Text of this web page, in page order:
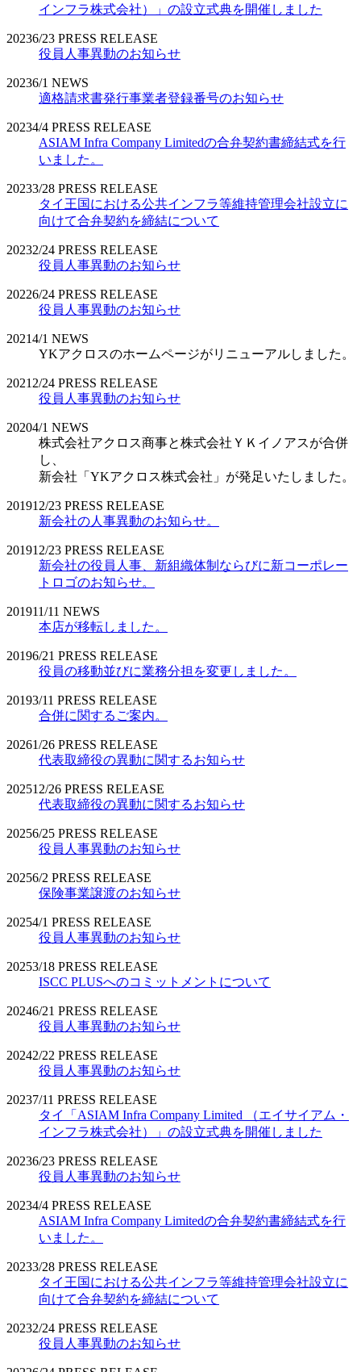
インフラ株式会社）」の設立式典を開催しました
20236/23 PRESS RELEASE
役員人事異動のお知らせ
20236/1 NEWS
適格請求書発行事業者登録番号のお知らせ
20234/4 PRESS RELEASE
ASIAM Infra Company Limitedの合弁契約書締結式を行
いました。
20233/28 PRESS RELEASE
タイ王国における公共インフラ等維持管理会社設立に
向けて合弁契約を締結について
20232/24 PRESS RELEASE
役員人事異動のお知らせ
20226/24 PRESS RELEASE
役員人事異動のお知らせ
20214/1 NEWS
YKアクロスのホームページがリニューアルしました。
2021 2/24 PRESS RELEASE
役員人事異動のお知らせ
20204/1 NEWS
株式会社アクロス商事と株式会社ＹＫイノアスが合併
し、
新会社「YKアクロス株式会社」が発足いたしました。
201912/23 PRESS RELEASE
新会社の人事異動のお知らせ。
201912/23 PRESS RELEASE
新会社の役員人事、新組織体制ならびに新コーポレー
トロゴのお知らせ。
201911/11 NEWS
本店が移転しました。
20196/21 PRESS RELEASE
役員の移動並びに業務分担を変更しました。
20193/11 PRESS RELEASE
合併に関するご案内。
20261/26 PRESS RELEASE
代表取締役の異動に関するお知らせ
202512/26 PRESS RELEASE
代表取締役の異動に関するお知らせ
20256/25 PRESS RELEASE
役員人事異動のお知らせ
20256/2 PRESS RELEASE
保険事業譲渡のお知らせ
20254/1 PRESS RELEASE
役員人事異動のお知らせ
20253/18 PRESS RELEASE
ISCC PLUSへのコミットメントについて
20246/21 PRESS RELEASE
役員人事異動のお知らせ
20242/22 PRESS RELEASE
役員人事異動のお知らせ
20237/11 PRESS RELEASE
タイ「ASIAM Infra Company Limited （エイサイアム・
インフラ株式会社）」の設立式典を開催しました
20236/23 PRESS RELEASE
役員人事異動のお知らせ
20234/4 PRESS RELEASE
ASIAM Infra Company Limitedの合弁契約書締結式を行
いました。
20233/28 PRESS RELEASE
タイ王国における公共インフラ等維持管理会社設立に
向けて合弁契約を締結について
20232/24 PRESS RELEASE
役員人事異動のお知らせ